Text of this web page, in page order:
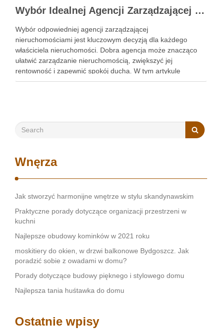
Wybór Idealnej Agencji Zarządzającej Nieruchomościami: Kompleksowy Przewodnik
Wybór odpowiedniej agencji zarządzającej
nieruchomościami jest kluczowym decyzją dla każdego
właściciela nieruchomości. Dobra agencja może znacząco
ułatwić zarządzanie nieruchomością, zwiększyć jej
rentowność i zapewnić spokój ducha. W tym artykule
przedstawimy, jak wybrać najlepszą agencję, szczególnie w
Wnęrza
Jak stworzyć harmonijne wnętrze w stylu skandynawskim
Praktyczne porady dotyczące organizacji przestrzeni w
kuchni
Najlepsze obudowy kominków w 2021 roku
moskitiery do okien, w drzwi balkonowe Bydgoszcz. Jak
poradzić sobie z owadami w domu?
Porady dotyczące budowy pięknego i stylowego domu
Najlepsza tania huśtawka do domu
Ostatnie wpisy